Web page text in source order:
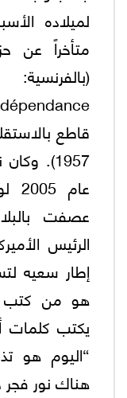
قاطع
1957).
عصفت
الرئيس
إطار سعيه
هو من كتب
يكتب كلمات
“اليوم هو
هناك نور